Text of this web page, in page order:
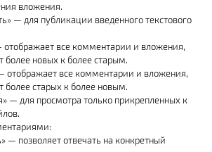
вложения.
— для публикации введенного текстового
все комментарии и вложения,
более новых к более старым.
отображает все комментарии и вложения,
более старых к более новым.
— для просмотра только прикрепленных к
— позволяет отвечать на конкретный